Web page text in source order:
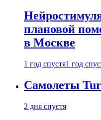
плановой
в Москве
1 год спустя1 год
Самолеты
2 дня спустя